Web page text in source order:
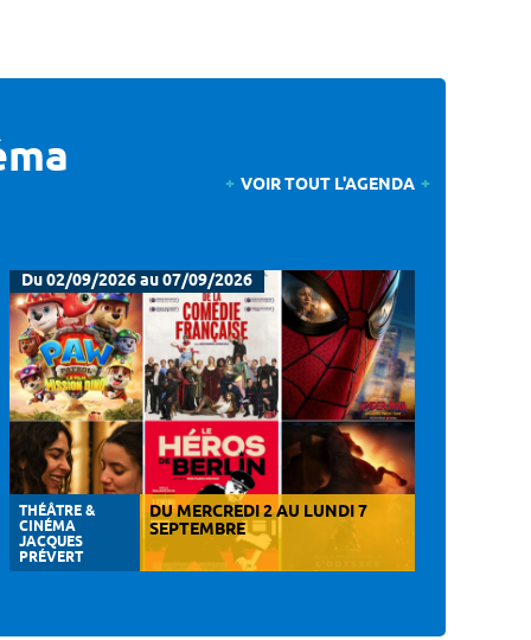
VOIR TOUT L'AGENDA
Du 02/09/2026 au 07/09/2026
THÉÂTRE &
CINÉMA
JACQUES
PRÉVERT
DU MERCREDI 2 AU LUNDI 7
SEPTEMBRE